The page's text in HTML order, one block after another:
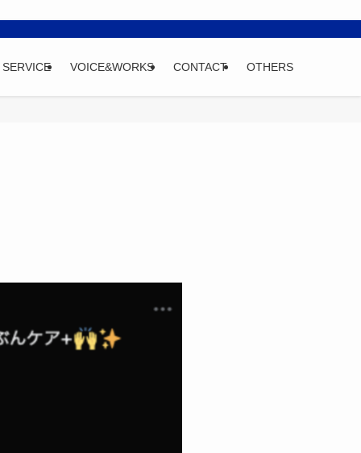
SERVICE VOICE&WORKS CONTACT OTHERS